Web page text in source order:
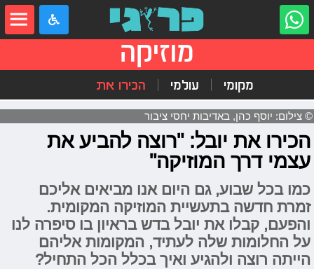
מוזיקה
מקומי עולמי הכירו את
© צילום: יוסף כהן, באדיבות יחסי ציבור
הכירו את יובל: "רוצה להביע את
עצמי דרך המוזיקה"
כמו בכל שבוע, גם היום אנו מביאים אליכם
זמרת חדשה בתעשיית המוזיקה המקומית.
והפעם, קבלו את יובל בדש בראיון בו סיפרה לנו
על החלומות שלה לעתיד, המקומות אליהם
הייתה רוצה ולהגיע ואיך בכלל הכל התחיל?